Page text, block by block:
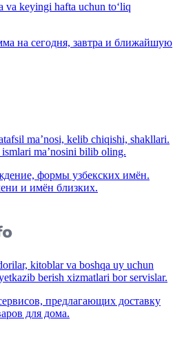
keyingi hafta uchun to‘liq
на сегодня, завтра и ближайшую
ma’nosi, kelib chiqishi, shakllari.
ma’nosini bilib oling.
формы узбекских имён.
и имён близких.
kitoblar va boshqa uy uchun
berish xizmatlari bor servislar.
предлагающих доставку
для дома.